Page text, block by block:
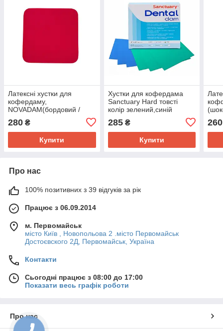
Латексні хустки для
кофердаму,
NOVADAM(бордовий /
280 ₴
Купити
Хустки для кофердама
Sanctuary Hard товсті
колір зелений,синій
285₴
Купити
260
Про нас
100% позитивних з 39 відгуків за рік
Працює з 06.09.2014
м. Первомайськ
місто Київ , Новопольова 2 .місто Первомайськ
Достоєвского 2Д, Первомайськ, Україна
Контакти
Сьогодні працює з 08:00 до 17:00
Показати весь графік роботи
Про нас